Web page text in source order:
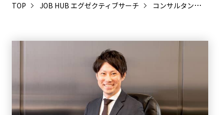
TOP JOB HUB エグゼクティブサーチ コンサルタント紹介